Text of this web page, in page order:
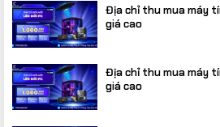
Địa chỉ thu mua máy
giá cao
Địa chỉ thu mua máy
giá cao